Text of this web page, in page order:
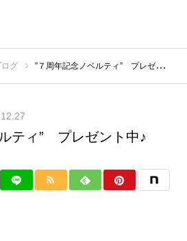
グ ”７周年記念ノベルティ” プレゼント中♪
ティ” プレゼント中♪